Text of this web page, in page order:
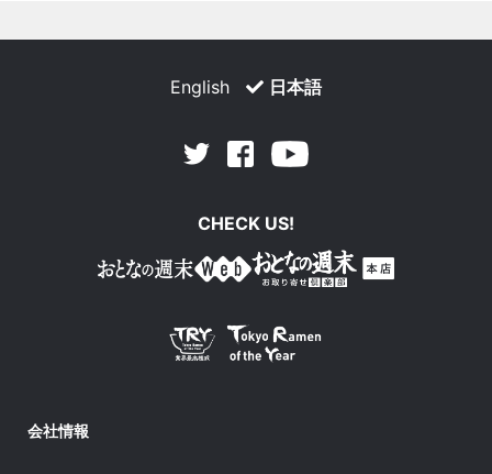
English 日本語
Twitter Facebook
CHECK US!
会社情報